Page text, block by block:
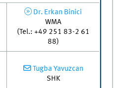
Dr. Erkan Binici
WMA
(Tel.: +49 251 83-2 61
88)
Tugba Yavuzcan
SHK